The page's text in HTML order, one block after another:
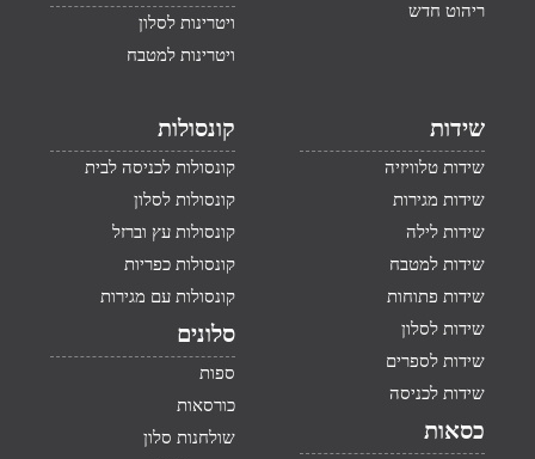
ריהוט חדש
ויטרינות לסלון
ויטרינות למטבח
שידות
שידות טלוויזיה
שידות מגירות
שידות לילה
שידות למטבח
שידות פתוחות
שידות לסלון
שידות לספרים
שידות לכניסה
כסאות
קונסולות
קונסולות לכניסה לבית
קונסולות לסלון
קונסולות עץ וברזל
קונסולות כפריות
קונסולות עם מגירות
סלונים
ספות
כורסאות
שולחנות סלון